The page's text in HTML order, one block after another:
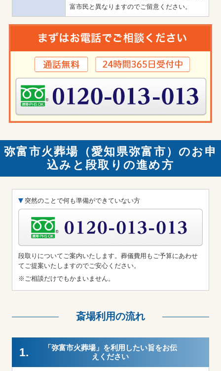
富市民と異なりますのでご留意ください。
弥富市火葬場（愛知県弥富市）のお申
込みと段取りの進め方
突然のことで何も準備ができていない方
段取りについてご案内いたします。葬儀費用もご予算にあわせ
てご提案いたしますのでご安心ください。
※ご相談だけでもかまいません。
斎場利用の流れ
1.
「弥富市火葬場」を利用したい旨をお伝
えください